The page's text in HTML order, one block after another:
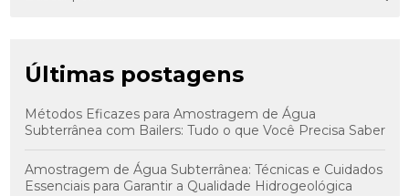
Últimas postagens
Métodos Eficazes para Amostragem de Água
Subterrânea com Bailers: Tudo o que Você Precisa Saber
Amostragem de Água Subterrânea: Técnicas e Cuidados
Essenciais para Garantir a Qualidade Hidrogeológica